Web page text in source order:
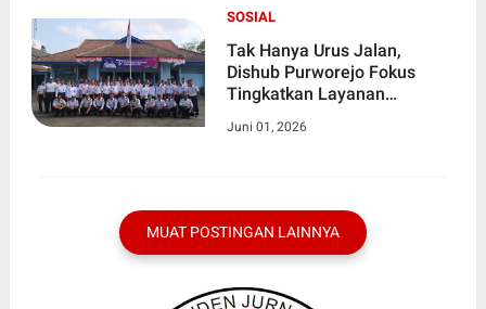
SOSIAL
Tak Hanya Urus Jalan,
Dishub Purworejo Fokus
Tingkatkan Layanan
Juni 01, 2026
MUAT POSTINGAN LAINNYA